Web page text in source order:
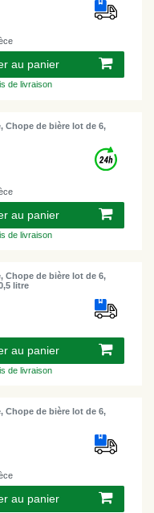
au panier
de livraison
Chope de bière lot de 6,
au panier
de livraison
Chope de bière lot de 6,
litre
au panier
de livraison
Chope de bière lot de 6,
au panier